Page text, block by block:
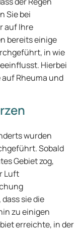
Sie bei
auf Ihre
bereits einige
in wie
Hierbei
Rheuma und
wurden
Sobald
Gebiet zog,
Luft
sie die
zu einigen
erreichte, in der